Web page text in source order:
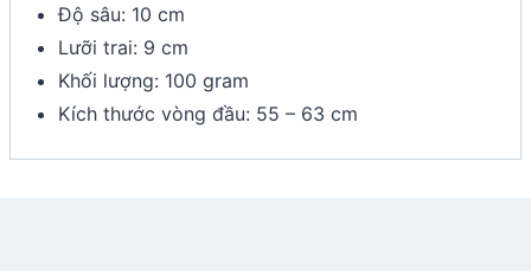
Độ sâu: 10 cm
Lưỡi trai: 9 cm
Khối lượng: 100 gram
Kích thước vòng đầu: 55 – 63 cm